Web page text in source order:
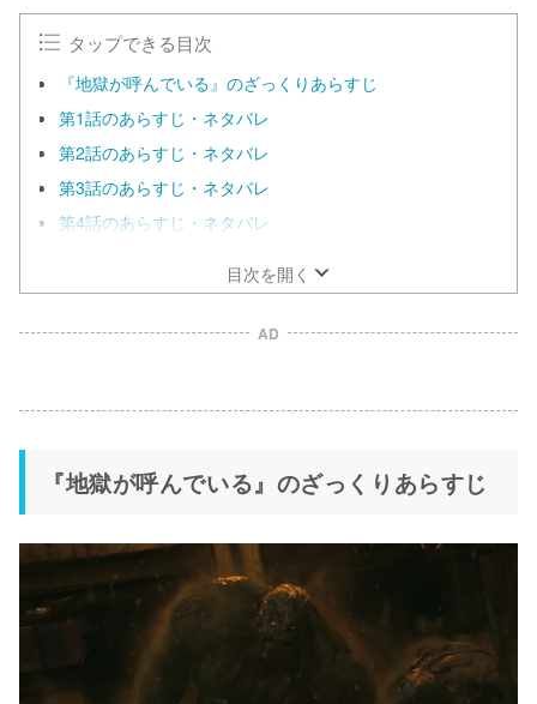
タップできる目次
『地獄が呼んでいる』のざっくりあらすじ
第1話のあらすじ・ネタバレ
第2話のあらすじ・ネタバレ
第3話のあらすじ・ネタバレ
第4話のあらすじ・ネタバレ
目次を開く
AD
『地獄が呼んでいる』のざっくりあらすじ